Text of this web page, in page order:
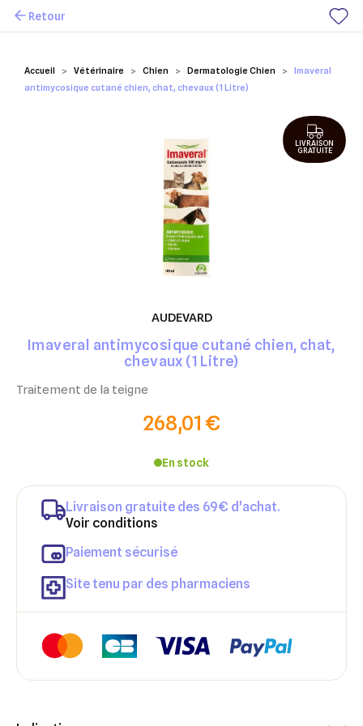
Mes favoris
Accueil Vétérinaire Chien Dermatologie Chien
Imaveral
antimycosique cutané chien, chat, chevaux (1 Litre)
Retour
AUDEVARD
Imaveral antimycosique cutané chien, chat,
chevaux (1 Litre)
Traitement de la teigne
268,01 €
En stock
Livraison gratuite des 69€ d'achat.
Voir conditions
Paiement sécurisé
Site tenu par des pharmaciens
LIVRAISON
GRATUITE
Créer une liste d'envies
Connexion